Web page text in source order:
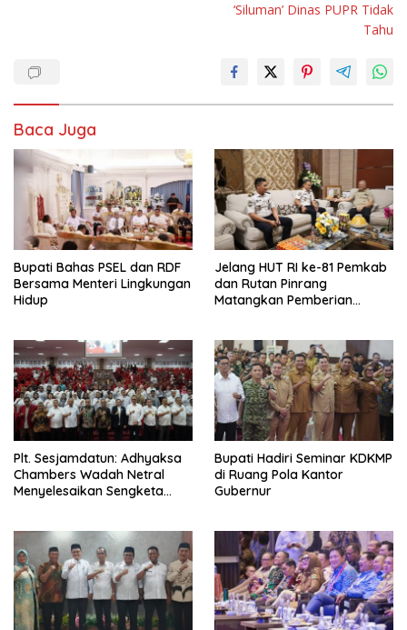
‘Siluman’ Dinas PUPR Tidak
Tahu
Baca Juga
Bupati Bahas PSEL dan RDF
Bersama Menteri Lingkungan
Hidup
Jelang HUT RI ke-81 Pemkab
dan Rutan Pinrang
Matangkan Pemberian
Plt. Sesjamdatun: Adhyaksa
Chambers Wadah Netral
Menyelesaikan Sengketa
Bupati Hadiri Seminar KDKMP
di Ruang Pola Kantor
Gubernur